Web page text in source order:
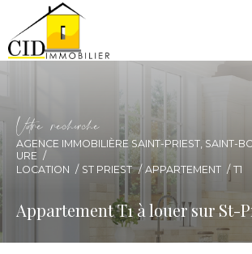
Vore recece
AGENCE IMMOBILIÈRE SAINT-PRIEST, SAINT-
URE
LOCATION
ST PRIEST APPARTEMENT T1
Appartement T1 à louer sur St-